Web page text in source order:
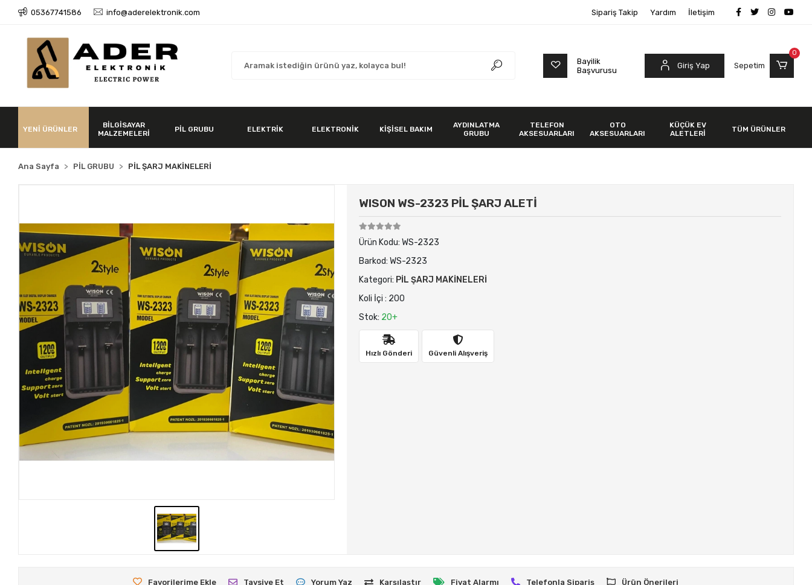
05367741586 info@aderelektronik.com Sipariş Takip Yardım İletişim
Bayilik
Başvurusu
Giriş Yap Sepetim
0
YENİ ÜRÜNLER
BİLGİSAYAR
MALZEMELERİ
PİL GRUBU ELEKTRİK ELEKTRONİK KİŞİSEL BAKIM
AYDINLATMA
GRUBU
TELEFON
AKSESUARLARI
OTO
AKSESUARLARI
KÜÇÜK EV
ALETLERİ
TÜM ÜRÜNLER
Ana Sayfa PİL GRUBU PİL ŞARJ MAKİNELERİ
WISON WS-2323 PİL ŞARJ ALETİ
Ürün Kodu: WS-2323
Barkod: WS-2323
Kategori: PİL ŞARJ MAKİNELERİ
Koli İçi : 200
Stok: 20+
Hızlı Gönderi Güvenli Alışveriş
Favorilerime Ekle Tavsiye Et Yorum Yaz Karşılaştır Fiyat Alarmı Telefonla Sipariş Ürün Önerileri